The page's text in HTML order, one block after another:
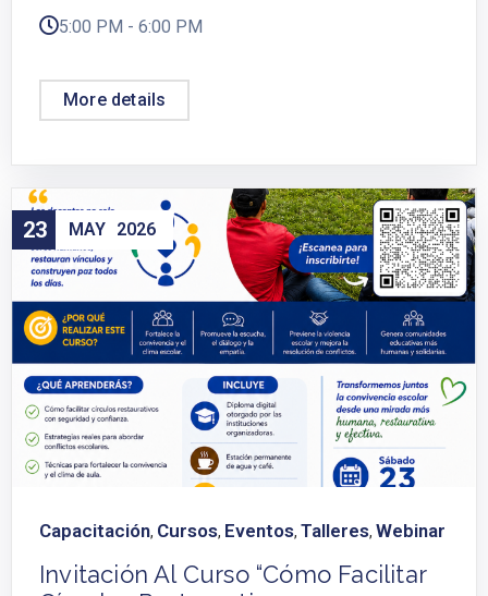
5:00 PM - 6:00 PM
More details
23 MAY 2026
Capacitación, Cursos, Eventos, Talleres, Webinar
Invitación Al Curso “Cómo Facilitar